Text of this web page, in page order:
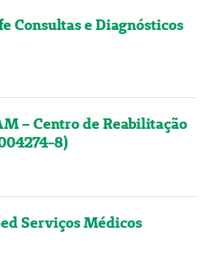
Consultas e Diagnósticos
– Centro de Reabilitação
8)
Serviços Médicos